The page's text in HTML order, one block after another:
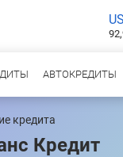
АВТОКРЕДИТЫ
кредита
Кредит